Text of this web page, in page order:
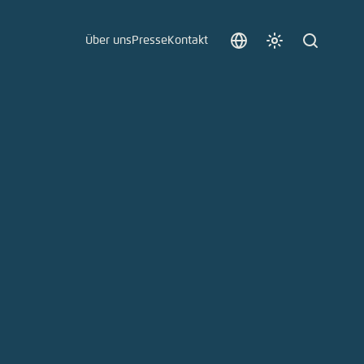
SpracheFarbschema
Suche
Über uns PresseKontakt